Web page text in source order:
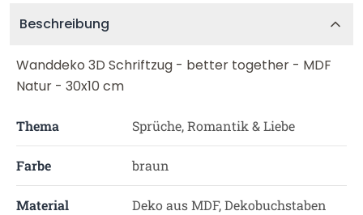
Beschreibung
Wanddeko 3D Schriftzug - better together - MDF
Natur - 30x10 cm
Thema Sprüche, Romantik & Liebe
Farbe braun
Material Deko aus MDF, Dekobuchstaben